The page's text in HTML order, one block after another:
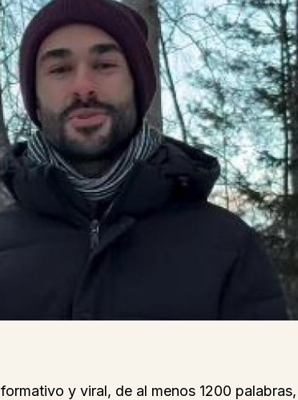
y viral, de al menos 1200